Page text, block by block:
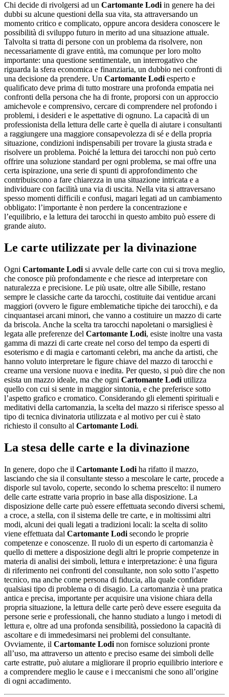
Chi decide di rivolgersi ad un Cartomante Lodi in genere ha dei
dubbi su alcune questioni della sua vita, sta attraversando un
momento critico e complicato, oppure ancora desidera conoscere le
possibilità di sviluppo futuro in merito ad una situazione attuale.
Talvolta si tratta di persone con un problema da risolvere, non
necessariamente di grave entità, ma comunque per loro molto
importante: una questione sentimentale, un interrogativo che
riguarda la sfera economica e finanziaria, un dubbio nei confronti di
una decisione da prendere. Un Cartomante Lodi esperto e
qualificato deve prima di tutto mostrare una profonda empatia nei
confronti della persona che ha di fronte, proporsi con un approccio
amichevole e comprensivo, cercare di comprendere nel profondo i
problemi, i desideri e le aspettative di ognuno. La capacità di un
professionista della lettura delle carte è quella di aiutare i consultanti
a raggiungere una maggiore consapevolezza di sé e della propria
situazione, condizioni indispensabili per trovare la giusta strada e
risolvere un problema. Poiché la lettura dei tarocchi non può certo
offrire una soluzione standard per ogni problema, se mai offre una
certa ispirazione, una serie di spunti di approfondimento che
contribuiscono a fare chiarezza in una situazione intricata e a
individuare con facilità una via di uscita. Nella vita si attraversano
spesso momenti difficili e confusi, magari legati ad un cambiamento
obbligato: l’importante è non perdere la concentrazione e
l’equilibrio, e la lettura dei tarocchi in questo ambito può essere di
grande aiuto.
Le carte utilizzate per la divinazione
Ogni Cartomante Lodi si avvale delle carte con cui si trova meglio,
che conosce più profondamente e che riesce ad interpretare con
naturalezza e precisione. Le più usate, oltre alle Sibille, restano
sempre le classiche carte da tarocchi, costituite dai ventidue arcani
maggiori (ovvero le figure emblematiche tipiche dei tarocchi), e da
cinquantasei arcani minori, che vanno a costituire un mazzo di carte
da briscola. Anche la scelta tra tarocchi napoletani o marsigliesi è
legata alle preferenze del Cartomante Lodi, esiste inoltre una vasta
gamma di mazzi di carte create nel corso del tempo da esperti di
esoterismo e di magia e cartomanti celebri, ma anche da artisti, che
hanno voluto interpretare le figure chiave del mazzo di tarocchi e
crearne una versione nuova e inedita. Per questo, si può dire che non
esista un mazzo ideale, ma che ogni Cartomante Lodi utilizza
quello con cui si sente in maggior sintonia, e che preferisce sotto
l’aspetto grafico e cromatico. Considerando gli elementi spirituali e
meditativi della cartomanzia, la scelta del mazzo si riferisce spesso al
tipo di tecnica divinatoria utilizzata e al motivo per cui è stato
richiesto il consulto al Cartomante Lodi.
La stesa delle carte e la divinazione
In genere, dopo che il Cartomante Lodi ha rifatto il mazzo,
lasciando che sia il consultante stesso a mescolare le carte, procede a
disporle sul tavolo, coperte, secondo lo schema prescelto: il numero
delle carte estratte varia proprio in base alla disposizione. La
disposizione delle carte può essere effettuata secondo diversi schemi,
a croce, a stella, con il sistema delle tre carte, e in moltissimi altri
modi, alcuni dei quali legati a tradizioni locali: la scelta di solito
viene effettuata dal Cartomante Lodi secondo le proprie
competenze e conoscenze. Il ruolo di un esperto di cartomanzia è
quello di mettere a disposizione degli altri le proprie competenze in
materia di analisi dei simboli, lettura e interpretazione: è una figura
di riferimento nei confronti del consultante, non solo sotto l’aspetto
tecnico, ma anche come persona di fiducia, alla quale confidare
qualsiasi tipo di problema o di disagio. La cartomanzia è una pratica
antica e precisa, importante per acquisire una visione chiara della
propria situazione, la lettura delle carte però deve essere eseguita da
persone serie e professionali, che hanno studiato a lungo i metodi di
lettura e, oltre ad una profonda sensibilità, possiedono la capacità di
ascoltare e di immedesimarsi nei problemi del consultante.
Ovviamente, il Cartomante Lodi non fornisce soluzioni pronte
all’uso, ma attraverso un attento e preciso esame dei simboli delle
carte estratte, può aiutare a migliorare il proprio equilibrio interiore e
a comprendere meglio le cause e i meccanismi che sono all’origine
di ogni accadimento.